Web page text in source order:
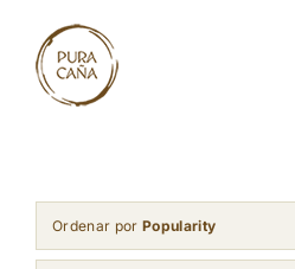
content
Ordenar por Popularity